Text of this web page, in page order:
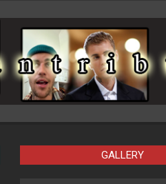
GALLERY